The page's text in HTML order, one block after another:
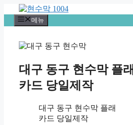
츠
메뉴
대구 동구 현수막 플래
카드 당일제작
대구 동구 현수막 플래
카드 당일제작